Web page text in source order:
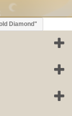
Diamond"